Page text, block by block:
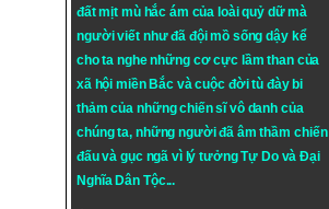
đất mịt mù hắc ám của loài quỷ dữ mà
người viết như đã đội mồ sống dậy kể
cho ta nghe những cơ cực lầm than của
xã hội miền Bắc và cuộc đời tù đày bi
thảm của những chiến sĩ vô danh của
chúng ta, những người đã âm thầm chiến
đấu và gục ngã vì lý tưởngTự DovàĐại
Nghĩa Dân Tộc...